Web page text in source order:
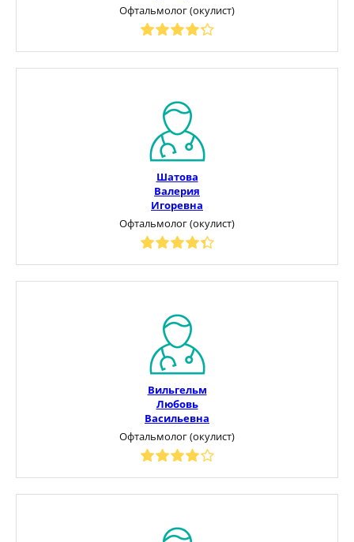
Офтальмолог (окулист)
Шатова
Валерия
Игоревна
Офтальмолог (окулист)
Вильгельм
Любовь
Васильевна
Офтальмолог (окулист)